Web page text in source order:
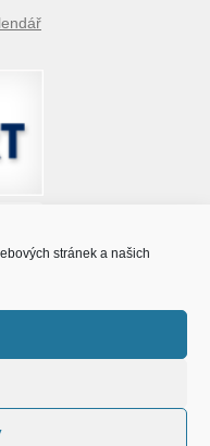
stránek a našich
- 2023